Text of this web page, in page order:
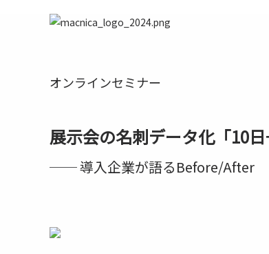
オンラインセミナー
展示会の名刺データ化「10
── 導入企業が語るBefore/After